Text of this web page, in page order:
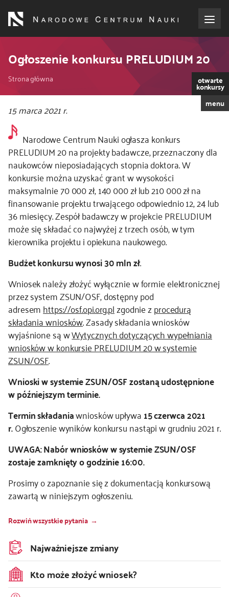
treści
o NCN
dla wnioskodawców
dla realizujących projekty
dla ekspertów
efekty NCN
współpraca międzynarodowa
nagroda NCN
kontakt
Ogłoszenie konkursu PRELUDIUM 20
Ścieżka
nawigacyjna
Strona główna otwarte
konkursy
menu
15 marca 2021 r.
Narodowe Centrum Nauki ogłasza konkurs
PRELUDIUM 20 na projekty badawcze, przeznaczony dla
naukowców nieposiadających stopnia doktora. W
konkursie można uzyskać grant w wysokości
maksymalnie 70 000 zł, 140 000 zł lub 210 000 zł na
finansowanie projektu trwającego odpowiednio 12, 24 lub
36 miesięcy. Zespół badawczy w projekcie PRELUDIUM
może się składać co najwyżej z trzech osób, w tym
kierownika projektu i opiekuna naukowego.
Budżet konkursu wynosi 30 mln zł.
Wniosek należy złożyć wyłącznie w formie elektronicznej
przez system ZSUN/OSF, dostępny pod
adresemhttps://osf.opi.org.plzgodnie zprocedurą
składania wniosków. Zasady składania wniosków
wyjaśnione są wWytycznych dotyczących wypełniania
wniosków w konkursie PRELUDIUM 20 w systemie
ZSUN/OSF.
Wnioski w systemie ZSUN/OSF zostaną udostępnione
w późniejszym terminie.
Termin składaniawniosków upływa15 czerwca 2021
r.Ogłoszenie wyników konkursu nastąpi w grudniu 2021 r.
UWAGA: Nabór wniosków w systemie ZSUN/OSF
zostaje zamknięty o godzinie 16:00.
Prosimy o zapoznanie się z dokumentacją konkursową
zawartą w niniejszym ogłoszeniu.
Rozwiń wszystkie pytania
Najważniejsze zmiany
Kto może złożyć wniosek?